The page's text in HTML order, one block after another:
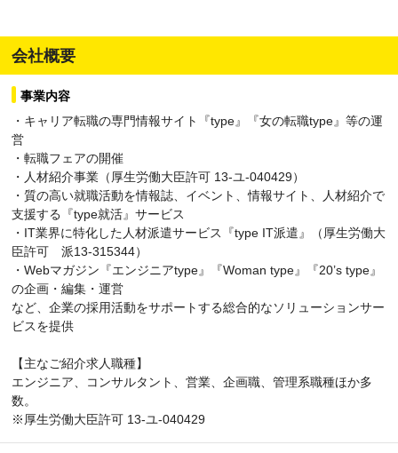
会社概要
事業内容
・キャリア転職の専門情報サイト『type』『女の転職type』等の運
営
・転職フェアの開催
・人材紹介事業（厚生労働大臣許可 13-ユ-040429）
・質の高い就職活動を情報誌、イベント、情報サイト、人材紹介で
支援する『type就活』サービス
・IT業界に特化した人材派遣サービス『type IT派遣』（厚生労働大
臣許可 派13-315344）
・Webマガジン『エンジニアtype』『Woman type』『20’s type』
の企画・編集・運営
など、企業の採用活動をサポートする総合的なソリューションサー
ビスを提供
【主なご紹介求人職種】
エンジニア、コンサルタント、営業、企画職、管理系職種ほか多
数。
※厚生労働大臣許可 13-ユ-040429